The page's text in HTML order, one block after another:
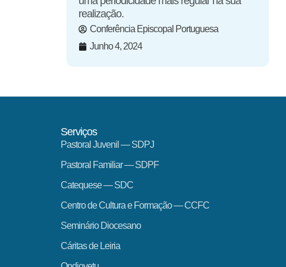
realização.
Conferência Episcopal Portuguesa
Junho 4, 2024
Serviços
Pastoral Juvenil — SDPJ
Pastoral Familiar — SDPF
Catequese — SDC
Centro de Cultura e Formação — CCFC
Seminário Diocesano
Cáritas de Leiria